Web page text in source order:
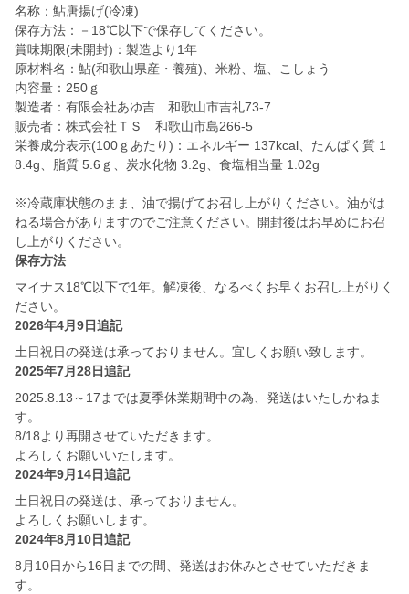
名称：鮎唐揚げ(冷凍)
保存方法：－18℃以下で保存してください。
賞味期限(未開封)：製造より1年
原材料名：鮎(和歌山県産・養殖)、米粉、塩、こしょう
内容量：250ｇ
製造者：有限会社あゆ吉 和歌山市吉礼73-7
販売者：株式会社ＴＳ 和歌山市島266-5
栄養成分表示(100ｇあたり)：エネルギー 137kcal、たんぱく質 1
8.4g、脂質 5.6ｇ、炭水化物 3.2g、食塩相当量 1.02g
※冷蔵庫状態のまま、油で揚げてお召し上がりください。油がは
ねる場合がありますのでご注意ください。開封後はお早めにお召
し上がりください。
保存方法
マイナス18℃以下で1年。解凍後、なるべくお早くお召し上がりく
ださい。
2026年4月9日追記
土日祝日の発送は承っておりません。宜しくお願い致します。
2025年7月28日追記
2025.8.13～17までは夏季休業期間中の為、発送はいたしかねま
す。
8/18より再開させていただきます。
よろしくお願いいたします。
2024年9月14日追記
土日祝日の発送は、承っておりません。
よろしくお願いします。
2024年8月10日追記
8月10日から16日までの間、発送はお休みとさせていただきま
す。